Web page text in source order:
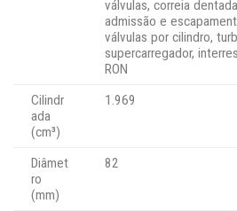
válvulas, correia
admissão e
válvulas por cilindro,
supercarregador,
RON
Cilindr
ada
(cm³)
1.969
Diâmet
ro
(mm)
82